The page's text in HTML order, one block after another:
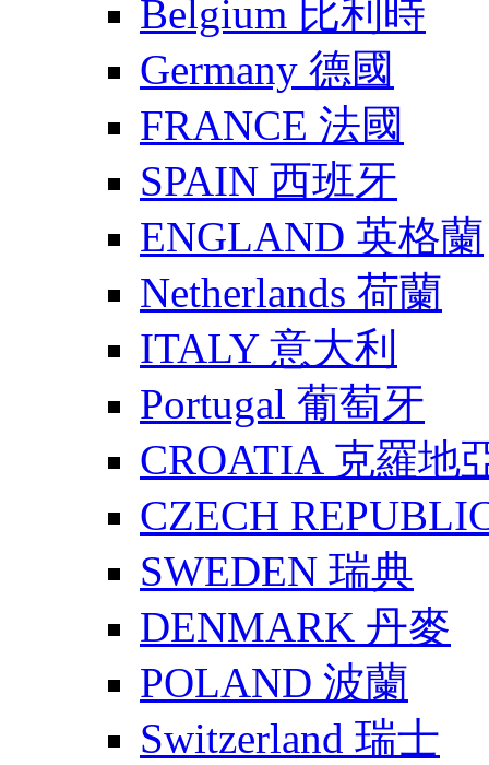
Belgium 比利時
Germany 德國
FRANCE 法國
SPAIN 西班牙
ENGLAND 英格蘭
Netherlands 荷蘭
ITALY 意大利
Portugal 葡萄牙
CROATIA 克羅地
CZECH
SWEDEN 瑞典
DENMARK 丹麥
POLAND 波蘭
Switzerland 瑞士